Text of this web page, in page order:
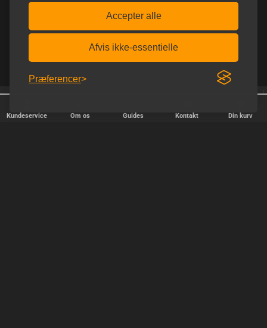
Accepter alle
Afvis ikke-essentielle
Præferencer
Kundeservice Om os Guides Kontakt Din kurv